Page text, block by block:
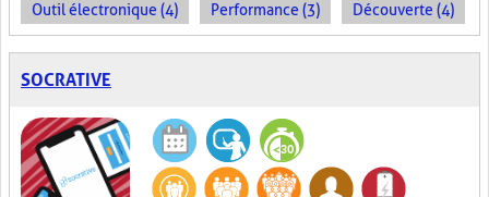
Outil électronique (4) Performance (3) Découverte (4)
SOCRATIVE